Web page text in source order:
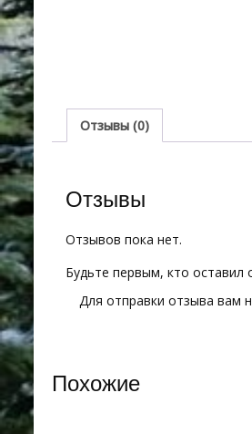
Отзывы (0)
Отзывы
Отзывов пока нет.
Будьте первым, кто оставил
Для отправки отзыва вам
Похожие